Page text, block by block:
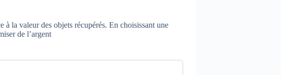
à la valeur des objets récupérés. En choisissant une
de l’argent